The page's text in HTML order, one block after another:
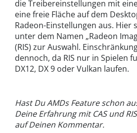
die Treibereinstellungen mit
eine freie Fläche auf dem
Radeon-Einstellungen aus. Hier
unter dem Namen „Radeon
(RIS) zur Auswahl.
dennoch, da RIS nur in Spielen
DX12, DX 9 oder Vulkan laufen.
Hast Du AMDs Feature schon
Deine Erfahrung mit CAS und
auf Deinen Kommentar.